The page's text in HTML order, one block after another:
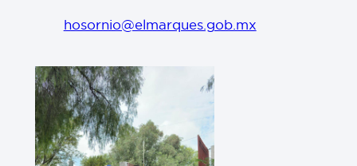
hosornio@elmarques.gob.mx